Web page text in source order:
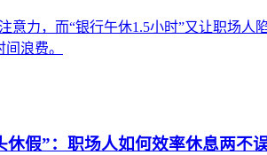
意力，而“银行午休1.5小时”又让职场
浪费。
假”：职场人如何效率休息两不误